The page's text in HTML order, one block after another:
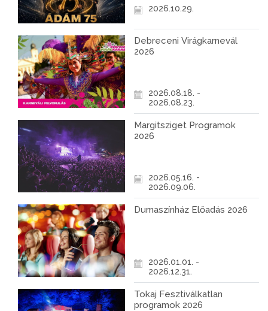
2026.10.29.
Debreceni Virágkarnevál
2026
2026.08.18. -
2026.08.23.
Margitsziget Programok
2026
2026.05.16. -
2026.09.06.
Dumaszínház Előadás 2026
2026.01.01. -
2026.12.31.
Tokaj Fesztiválkatlan
programok 2026